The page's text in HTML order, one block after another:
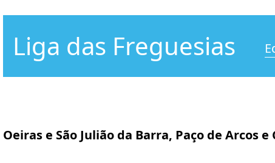
Liga das Freguesias
Oeiras e São Julião da Barra, Paço de Arcos e